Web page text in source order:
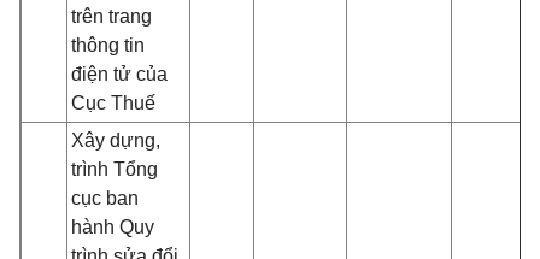
trên trang
thông tin
điện tử của
Cục Thuế
Xây dựng,
trình Tổng
cục ban
hành Quy